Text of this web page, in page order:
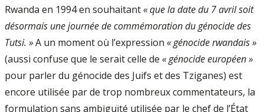
Rwanda en 1994 en souhaitant« que la date du 7 avril soit
désormais une journée de commémoration du génocide des
Tutsi. »A un moment où l’expression « génocide rwandais »
(aussi confuse que le serait celle de « génocide européen »
pour parler du génocide des Juifs et des Tziganes) est
encore utilisée par de trop nombreux commentateurs, la
formulation sans ambiguïté utilisée par le chef de l’État